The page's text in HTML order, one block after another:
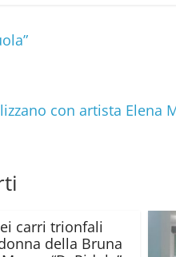
con artista Elena
carri trionfali
della Bruna